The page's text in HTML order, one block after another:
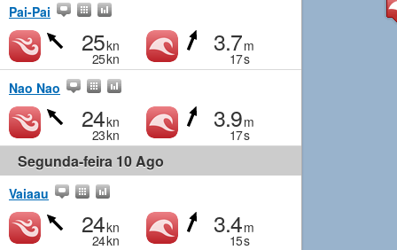
Pai-Pai
25kn
25kn
3.7m
17s
Nao Nao
24kn
23kn
3.9m
17s
Segunda-feira 10 Ago
Vaiaau
24kn
24kn
3.4m
15s